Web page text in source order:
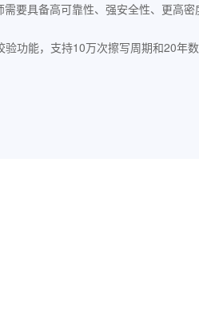
要具备高可靠性、强安全性、更高密
功能，支持10万次擦写周期和20年